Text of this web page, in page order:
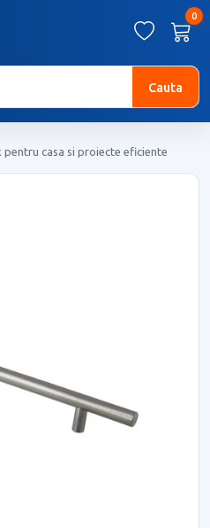
0
Cauta
pentru casa si proiecte eficiente